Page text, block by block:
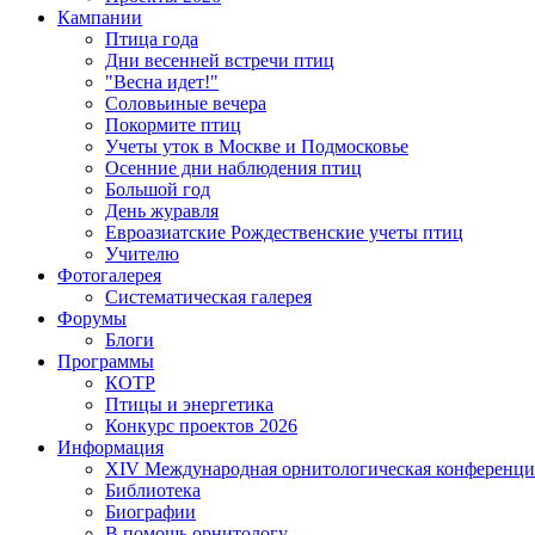
Кампании
Птица года
Дни весенней встречи птиц
"Весна идет!"
Соловьиные вечера
Покормите птиц
Учеты уток в Москве и Подмосковье
Осенние дни наблюдения птиц
Большой год
День журавля
Евроазиатские Рождественские учеты птиц
Учителю
Фотогалерея
Систематическая галерея
Форумы
Блоги
Программы
КОТР
Птицы и энергетика
Конкурс проектов 2026
Информация
XIV Международная орнитологическая
Библиотека
Биографии